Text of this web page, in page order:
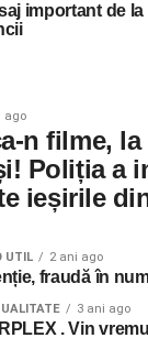
important de
ago
n filme,
Poliția a
ieșirile
UTIL 2 ani ago
fraudă în
3 ani ago
. Vin